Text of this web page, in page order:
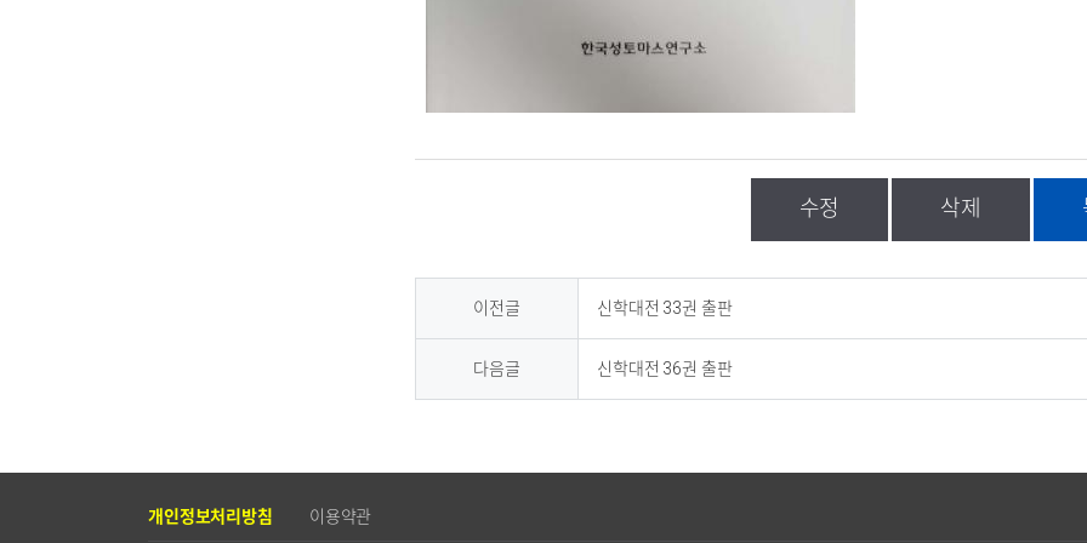
수정 삭제
이전글 신학대전 33권 출판
다음글 신학대전 36권 출판
개인정보처리방침 이용약관